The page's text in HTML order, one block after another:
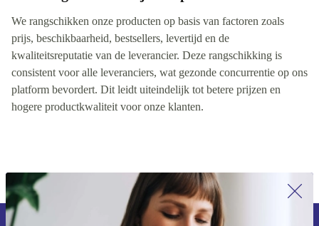
Hoe rangschikken wij onze producten?
We rangschikken onze producten op basis van factoren zoals
prijs, beschikbaarheid, bestsellers, levertijd en de
kwaliteitsreputatie van de leverancier. Deze rangschikking is
consistent voor alle leveranciers, wat gezonde concurrentie op ons
platform bevordert. Dit leidt uiteindelijk tot betere prijzen en